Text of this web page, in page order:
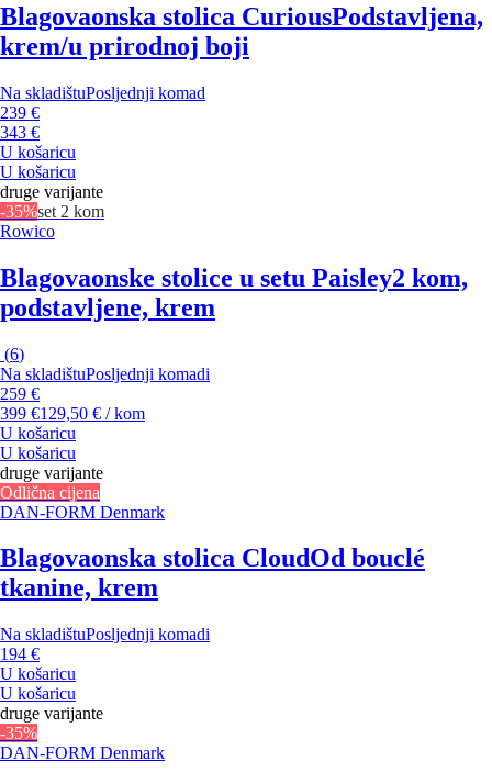
Blagovaonska stolica CuriousPodstavljena,
krem/u prirodnoj boji
Na skladištuPosljednji komad
239 €
343 €
U košaricu
U košaricu
druge varijante
-35%set 2 kom
Rowico
Blagovaonske stolice u setu Paisley2 kom,
podstavljene, krem
(6)
Na skladištuPosljednji komadi
259 €
399 €129,50 € / kom
U košaricu
U košaricu
druge varijante
Odlična cijena
DAN-FORM Denmark
Blagovaonska stolica CloudOd bouclé
tkanine, krem
Na skladištuPosljednji komadi
194 €
U košaricu
U košaricu
druge varijante
-35%
DAN-FORM Denmark